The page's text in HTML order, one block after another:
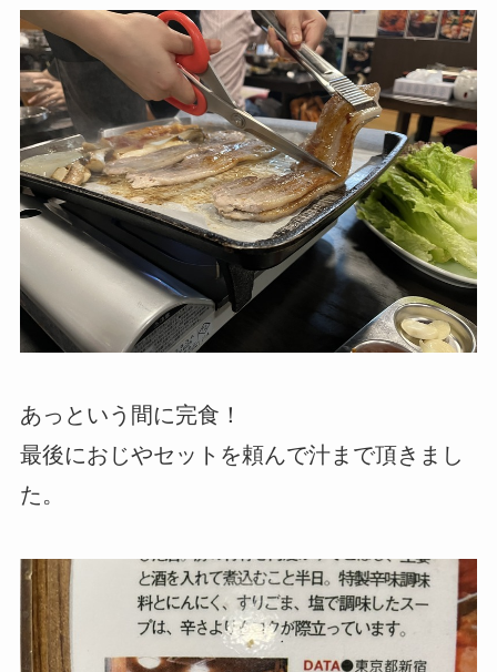
あっという間に完食！
最後におじやセットを頼んで汁まで頂きまし
た。